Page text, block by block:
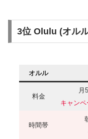
3位 Olulu (オルル
オルル
料金
月
キャン
時間帯